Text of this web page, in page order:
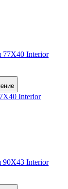
Interior